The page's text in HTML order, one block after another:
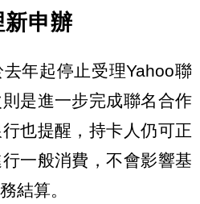
申辦
年起停止受理Yahoo聯
是進一步完成聯名合作
也提醒，持卡人仍可正
一般消費，不會影響基
結算。